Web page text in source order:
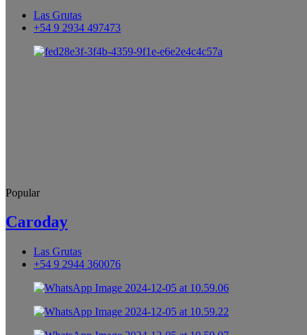
Las Grutas
+54 9 2934 497473
Popular
Caroday
Las Grutas
+54 9 2944 360076